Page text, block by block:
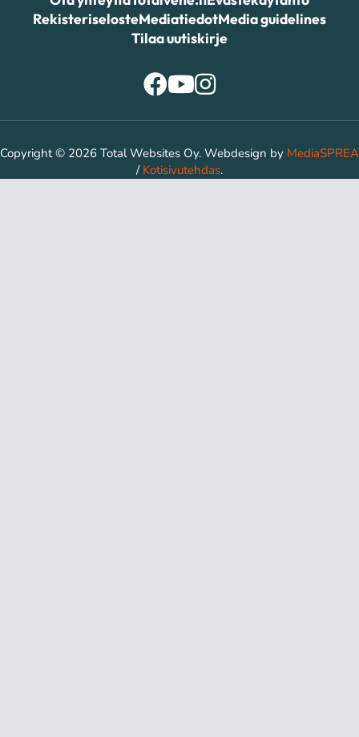
RekisteriselosteMediatiedotMedia guidelines
Tilaa uutiskirje
Copyright © 2026 Total Websites Oy. Webdesign by MediaSPREA
/ Kotisivutehdas.